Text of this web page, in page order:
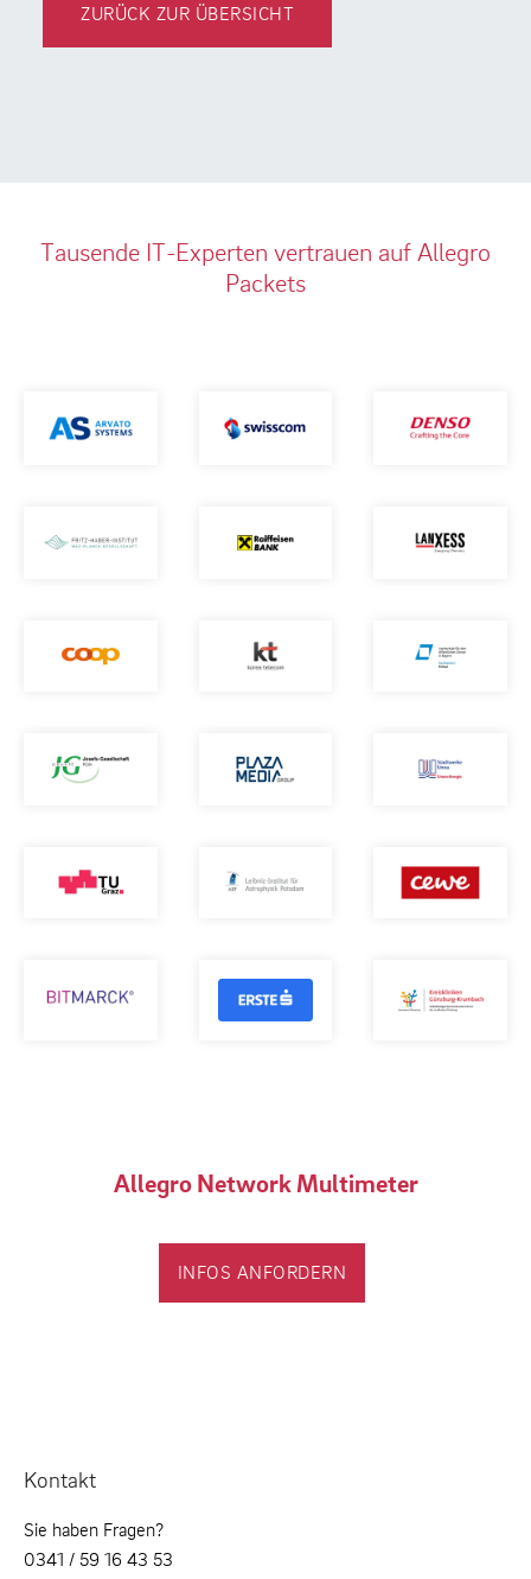
ZURÜCK ZUR ÜBERSICHT
Tausende IT-Experten vertrauen auf Allegro
Packets
Allegro Network Multimeter
INFOS ANFORDERN
Kontakt
Sie haben Fragen?
0341 / 59 16 43 53